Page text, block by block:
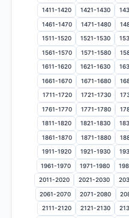
1411-1420 1421-1430
1461-1470 1471-1480
1511-1520 1521-1530
1561-1570 1571-1580
1611-1620 1621-1630
1661-1670 1671-1680
1711-1720 1721-1730
1761-1770 1771-1780
1811-1820 1821-1830
1861-1870 1871-1880
1911-1920 1921-1930
1961-1970 1971-1980
2011-2020 2021-2030
2061-2070 2071-2080
2111-2120 2121-2130